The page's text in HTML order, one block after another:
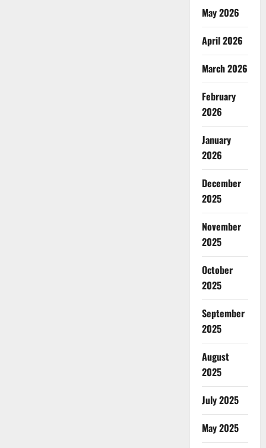
May 2026
April 2026
March 2026
February
2026
January
2026
December
2025
November
2025
October
2025
September
2025
August
2025
July 2025
May 2025